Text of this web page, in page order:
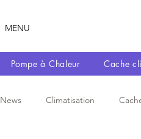
MENU
Pompe à Chaleur Cache
News Climatisation